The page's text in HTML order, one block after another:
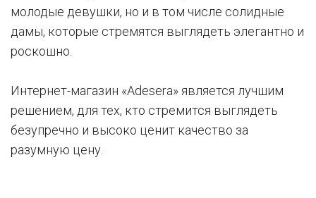
молодые девушки, но и в том числе солидные
дамы, которые стремятся выглядеть элегантно и
роскошно.
Интернет-магазин «Adesera» является лучшим
решением, для тех, кто стремится выглядеть
безупречно и высоко ценит качество за
разумную цену.